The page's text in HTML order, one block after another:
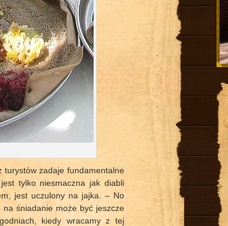
zadaje fundamentalne
tylko niesmaczna jak diabli
jest uczulony na jajka. – No
śniadanie może być jeszcze
kiedy wracamy z tej